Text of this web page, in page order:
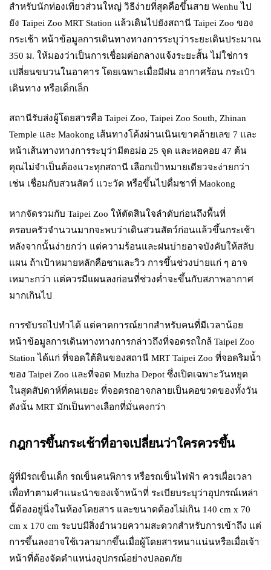
สำหรับนักท่องเที่ยวส่วนใหญ่ วิธีง่ายที่สุดคือขึ้นสาย Wenhu ไป
ยัง Taipei Zoo MRT Station แล้วเดินไปยังสถานี Taipei Zoo ของ
กระเช้า หน้าข้อมูลการเดินทางทางการระบุว่าระยะเดินประมาณ
350 ม. ให้มองว่าเป็นการเชื่อมต่อกลางแจ้งระยะสั้น ไม่ใช่การ
เปลี่ยนขบวนในอาคาร โดยเฉพาะเมื่อมีฝน อากาศร้อน กระเป๋า
เดินทาง หรือเด็กเล็ก
สถานีรับส่งผู้โดยสารคือ Taipei Zoo, Taipei Zoo South, Zhinan
Temple และ Maokong เส้นทางโค้งผ่านเนินเขาคล้ายเลข 7 และ
หน้าเส้นทางทางการระบุว่ามีตอม่อ 25 จุด และหอคอย 47 ต้น
คุณไม่จำเป็นต้องแวะทุกสถานี เลือกเป้าหมายเดียวจะง่ายกว่า
เช่น เชื่อมกับสวนสัตว์ แวะวัด หรือขึ้นไปดื่มชาที่ Maokong
หากจัดรวมกับ Taipei Zoo ให้ตัดสินใจลำดับก่อนถึงพื้นที่
ครอบครัวจำนวนมากจะพบว่าเดินสวนสัตว์ก่อนแล้วขึ้นกระเช้า
หลังจากนั้นง่ายกว่า แต่ความร้อนและฝนบ่ายอาจบังคับให้สลับ
แผน ถ้าเป้าหมายหลักคือชาและวิว การขึ้นช่วงบ่ายแก่ ๆ อาจ
เหมาะกว่า แต่ควรมีแผนลงก่อนที่ช่วงค่ำจะขึ้นกับสภาพอากาศ
มากเกินไป
การขับรถไปทำได้ แต่คาดการณ์ยากสำหรับคนที่มีเวลาน้อย
หน้าข้อมูลการเดินทางทางการกล่าวถึงที่จอดรถใกล้ Taipei Zoo
Station ได้แก่ ที่จอดใต้ดินของสถานี MRT Taipei Zoo ที่จอดริมน้ำ
ของ Taipei Zoo และที่จอด Muzha Depot ซึ่งเปิดเฉพาะวันหยุด
ในสุดสัปดาห์ที่คนเยอะ ที่จอดรถอาจกลายเป็นคอขวดของทั้งวัน
ดังนั้น MRT มักเป็นทางเลือกที่มั่นคงกว่า
กฎการขึ้นกระเช้าที่อาจเปลี่ยนว่าใครควรขึ้น
ผู้ที่มีรถเข็นเด็ก รถเข็นคนพิการ หรือรถเข็นไฟฟ้า ควรเผื่อเวลา
เพื่อทำตามคำแนะนำของเจ้าหน้าที่ ระเบียบระบุว่าอุปกรณ์เหล่า
นี้ต้องอยู่นิ่งในห้องโดยสาร และขนาดต้องไม่เกิน 140 cm x 70
cm x 170 cm ระบบมีสิ่งอำนวยความสะดวกสำหรับการเข้าถึง แต่
การขึ้นลงอาจใช้เวลามากขึ้นเมื่อผู้โดยสารหนาแน่นหรือเมื่อเจ้า
หน้าที่ต้องจัดตำแหน่งอุปกรณ์อย่างปลอดภัย